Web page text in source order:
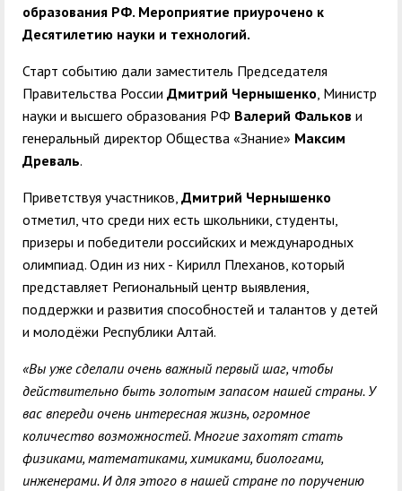
образования РФ. Мероприятие приурочено к
Десятилетию науки и технологий.
Старт событию дали заместитель Председателя
Правительства России Дмитрий Чернышенко, Министр
науки и высшего образования РФ Валерий Фальков и
генеральный директор Общества «Знание» Максим
Древаль.
Приветствуя участников, Дмитрий Чернышенко
отметил, что среди них есть школьники, студенты,
призеры и победители российских и международных
олимпиад. Один из них - Кирилл Плеханов, который
представляет Региональный центр выявления,
поддержки и развития способностей и талантов у детей
и молодёжи Республики Алтай.
«Вы уже сделали очень важный первый шаг, чтобы
действительно быть золотым запасом нашей страны. У
вас впереди очень интересная жизнь, огромное
количество возможностей. Многие захотят стать
физиками, математиками, химиками, биологами,
инженерами. И для этого в нашей стране по поручению